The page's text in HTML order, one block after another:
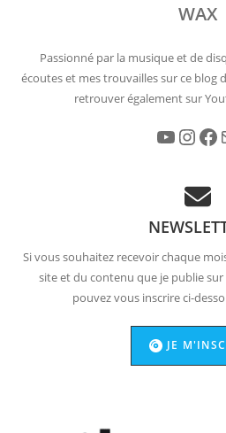
WAX
Passionné par la musique et de
écoutes et mes trouvailles sur ce blog
retrouver également sur
YouTube Instagram Facebook
Si vous souhaitez recevoir chaque
site et du contenu que je publie sur
pouvez vous inscrire ci-
JE